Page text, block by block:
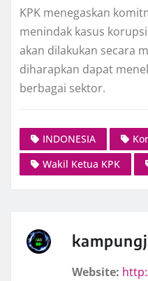
KPK menegaskan
menindak kasus
akan dilakukan secara
diharapkan dapat
berbagai sektor.
INDONESIA
Wakil Ketua KPK
Website: